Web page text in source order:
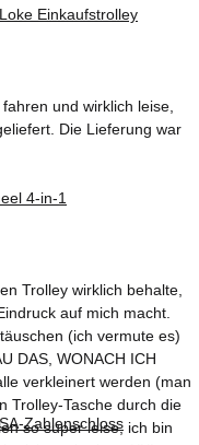
und wirklich leise,
Die Lieferung war
Trolley wirklich behalte,
auf mich macht.
(ich vermute es)
DAS, WONACH ICH
verkleinert werden (man
Trolley-Tasche durch die
so super leise, ich bin